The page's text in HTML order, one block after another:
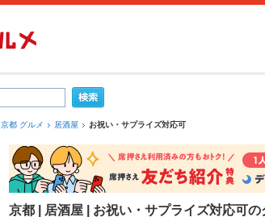
京都 グルメ 居酒屋 お祝い・サプライズ対応可
京都 | 居酒屋 | お祝い・サプライズ対応可